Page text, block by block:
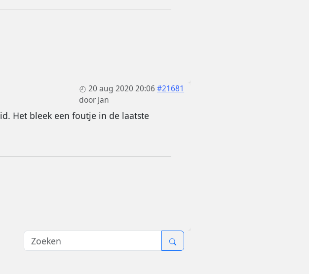
20 aug 2020 20:06 #21681
door Jan
Het bleek een foutje in de laatste